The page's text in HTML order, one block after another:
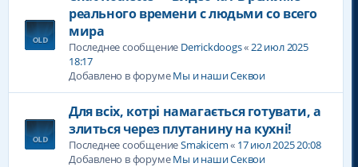
реального времени с людьми со всего
мира
Последнее сообщение Derrickdoogs« 22 июл 2025
18:17
Добавлено в форумеМы и наши Секвои
Для всіх, котрі намагається готувати, а
злиться через плутанину на кухні!
Последнее сообщениеSmakicem« 17 июл 2025 20:08
Добавлено в форумеМы и наши Секвои